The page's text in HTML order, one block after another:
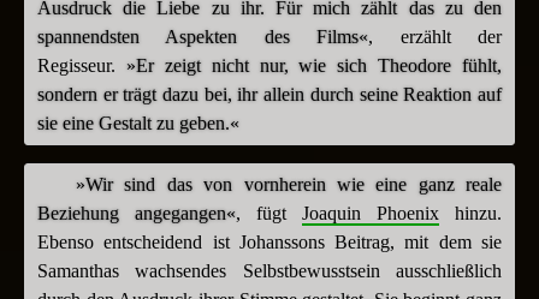
Ausdruck die Liebe zu ihr. Für mich zählt das zu den
spannendsten Aspekten des Films«, erzählt der
Regisseur. »Er zeigt nicht nur, wie sich Theodore fühlt,
sondern er trägt dazu bei, ihr allein durch seine Reaktion auf
sie eine Gestalt zu geben.«
»Wir sind das von vornherein wie eine ganz reale
Beziehung angegangen«, fügt Joaquin Phoenix hinzu.
Ebenso entscheidend ist Johanssons Beitrag, mit dem sie
Samanthas wachsendes Selbstbewusstsein ausschließlich